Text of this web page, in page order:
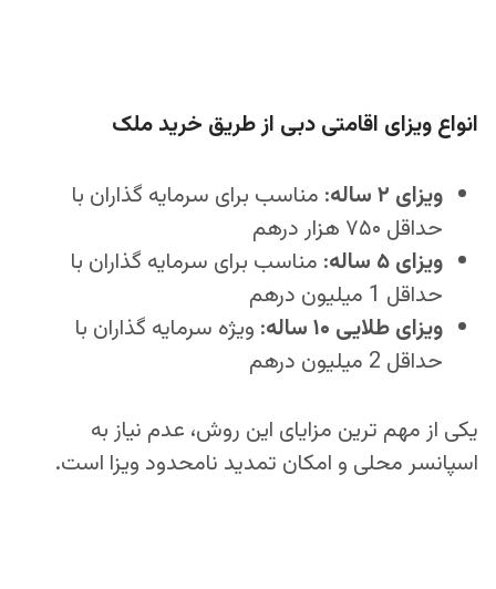
انواع ویزای اقامتی دبی از طریق خرید ملک
ویزای ۲ ساله
: مناسب برای سرمایه‌ گذاران با
حداقل ۷۵۰ هزار درهم
ویزای ۵ ساله
: مناسب برای سرمایه‌ گذاران با
حداقل 1 میلیون درهم
ویزای طلایی ۱۰ ساله
: ویژه سرمایه‌ گذاران با
حداقل 2 میلیون درهم
یکی از مهم‌ ترین مزایای این روش، عدم نیاز به
اسپانسر محلی و امکان تمدید نامحدود ویزا است.